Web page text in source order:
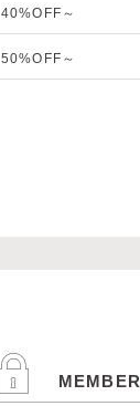
40%OFF～
50%OFF～
MEMBER